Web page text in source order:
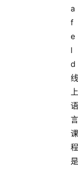
a
f
e
l
d
线
上
语
言
课
程
是